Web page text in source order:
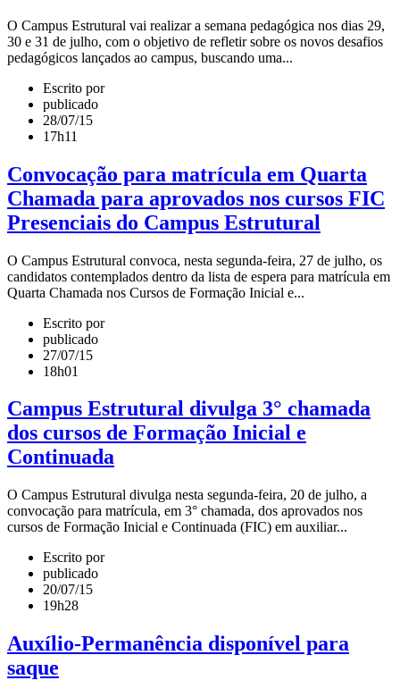
O Campus Estrutural vai realizar a semana pedagógica nos dias 29,
30 e 31 de julho, com o objetivo de refletir sobre os novos desafios
pedagógicos lançados ao campus, buscando uma...
Escrito por
publicado
28/07/15
17h11
Convocação para matrícula em Quarta
Chamada para aprovados nos cursos FIC
Presenciais do Campus Estrutural
O Campus Estrutural convoca, nesta segunda-feira, 27 de julho, os
candidatos contemplados dentro da lista de espera para matrícula em
Quarta Chamada nos Cursos de Formação Inicial e...
Escrito por
publicado
27/07/15
18h01
Campus Estrutural divulga 3° chamada
dos cursos de Formação Inicial e
Continuada
O Campus Estrutural divulga nesta segunda-feira, 20 de julho, a
convocação para matrícula, em 3° chamada, dos aprovados nos
cursos de Formação Inicial e Continuada (FIC) em auxiliar...
Escrito por
publicado
20/07/15
19h28
Auxílio-Permanência disponível para
saque